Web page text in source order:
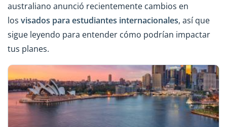
australiano anunció recientemente cambios en
los visados para estudiantes internacionales, así que
sigue leyendo para entender cómo podrían impactar
tus planes.